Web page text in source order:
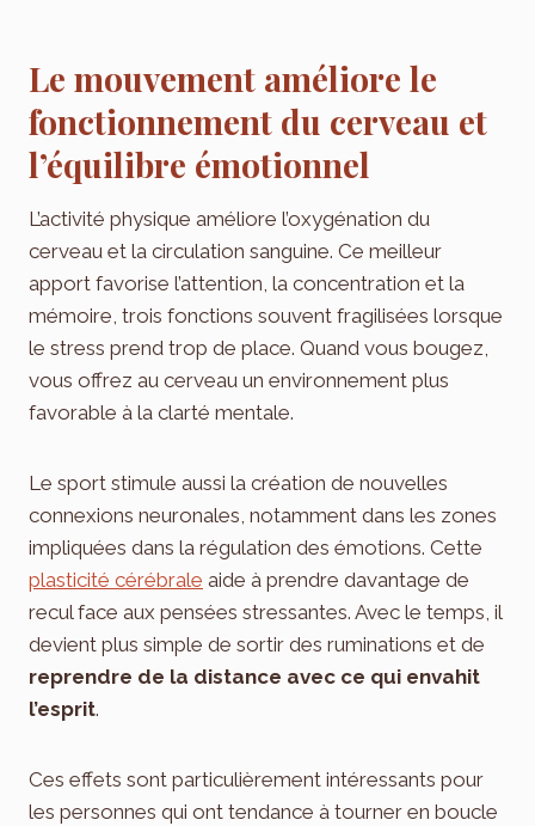
Le mouvement améliore le
fonctionnement du cerveau et
l’équilibre émotionnel
L’activité physique améliore l’oxygénation du
cerveau et la circulation sanguine. Ce meilleur
apport favorise l’attention, la concentration et la
mémoire, trois fonctions souvent fragilisées lorsque
le stress prend trop de place. Quand vous bougez,
vous offrez au cerveau un environnement plus
favorable à la clarté mentale.
Le sport stimule aussi la création de nouvelles
connexions neuronales, notamment dans les zones
impliquées dans la régulation des émotions. Cette
plasticité cérébrale aide à prendre davantage de
recul face aux pensées stressantes. Avec le temps, il
devient plus simple de sortir des ruminations et de
reprendre de la distance avec ce qui envahit
l’esprit.
Ces effets sont particulièrement intéressants pour
les personnes qui ont tendance à tourner en boucle